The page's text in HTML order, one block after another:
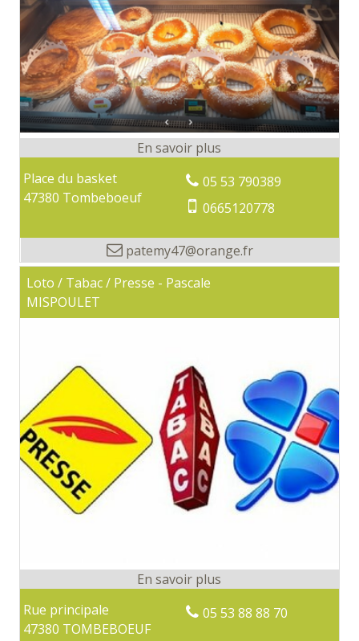
Place du basket
47380 Tombeboeuf
05 53 790389
0665120778
patemy47@orange.fr
Loto / Tabac / Presse - Pascale
MISPOULET
Rue principale
47380 TOMBEBOEUF
05 53 88 88 70